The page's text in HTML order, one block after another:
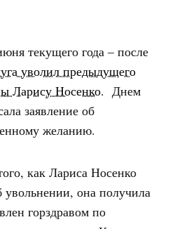
текущего года – после
уволил предыдущего
Ларису Носенко. Днем
заявление об
желанию.
как Лариса Носенко
увольнении, она получила
горздравом по